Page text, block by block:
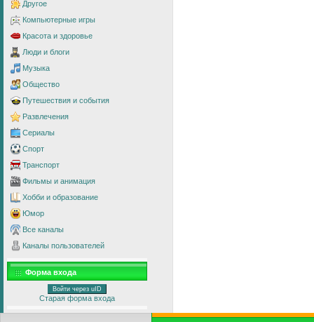
Другое
Компьютерные игры
Красота и здоровье
Люди и блоги
Музыка
Общество
Путешествия и события
Развлечения
Сериалы
Спорт
Транспорт
Фильмы и анимация
Хобби и образование
Юмор
Все каналы
Каналы пользователей
Форма входа
Войти через uID
Старая форма входа